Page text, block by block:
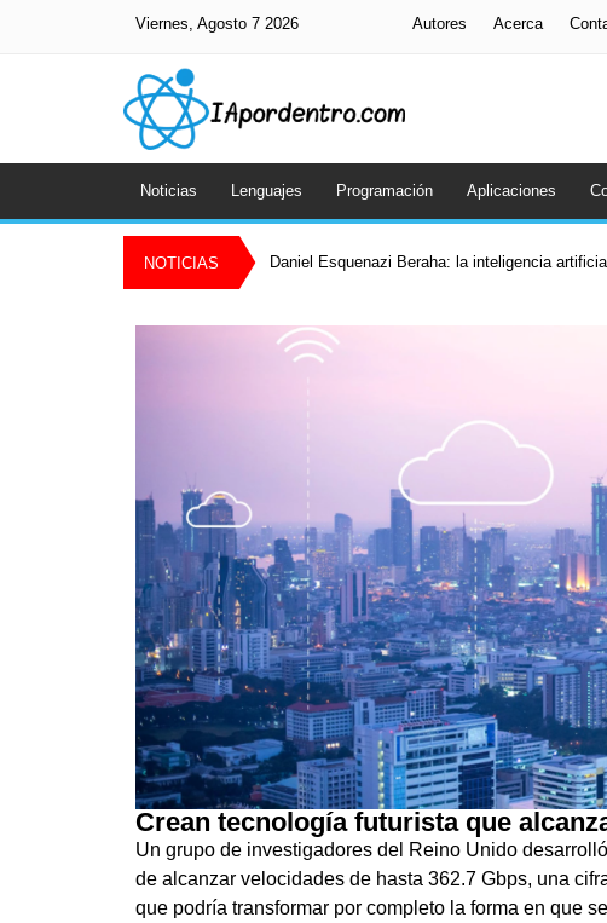
Viernes, Agosto 7 2026 Autores Acerca
Noticias Lenguajes Programación Aplicaciones
NOTICIAS Daniel Esquenazi Beraha: la inteligencia
Crean tecnología futurista que
Un grupo de investigadores del Reino Unido
de alcanzar velocidades de hasta 362.7 Gbps, una
que podría transformar por completo la forma en que